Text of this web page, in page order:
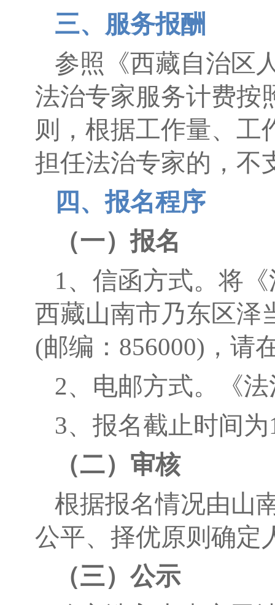
三、服务报酬
参照《西藏自治区
法治专家服务计费按
则，根据工作量、工
担任法治专家的，不
四、报名程序
（一）报名
1、信函方式。将
西藏山南市乃东区泽
(邮编：856000)，请
2、电邮方式。《
3、报名截止时间
（二）审核
根据报名情况由山
公平、择优原则确定
（三） 公示